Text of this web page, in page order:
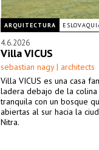
ARQUITECTURA
4.6.2026
Villa VICUS
sebastian nagy | architects
Villa VICUS es una casa
ladera debajo de la
tranquila con un bosque
abiertas al sur hacia la
Nitra.